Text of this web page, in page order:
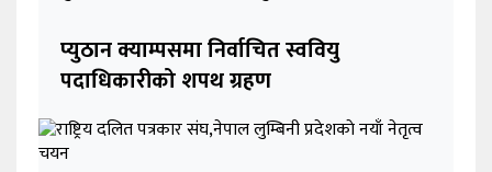
प्युठान क्याम्पसमा निर्वाचित स्ववियु
पदाधिकारीको शपथ ग्रहण